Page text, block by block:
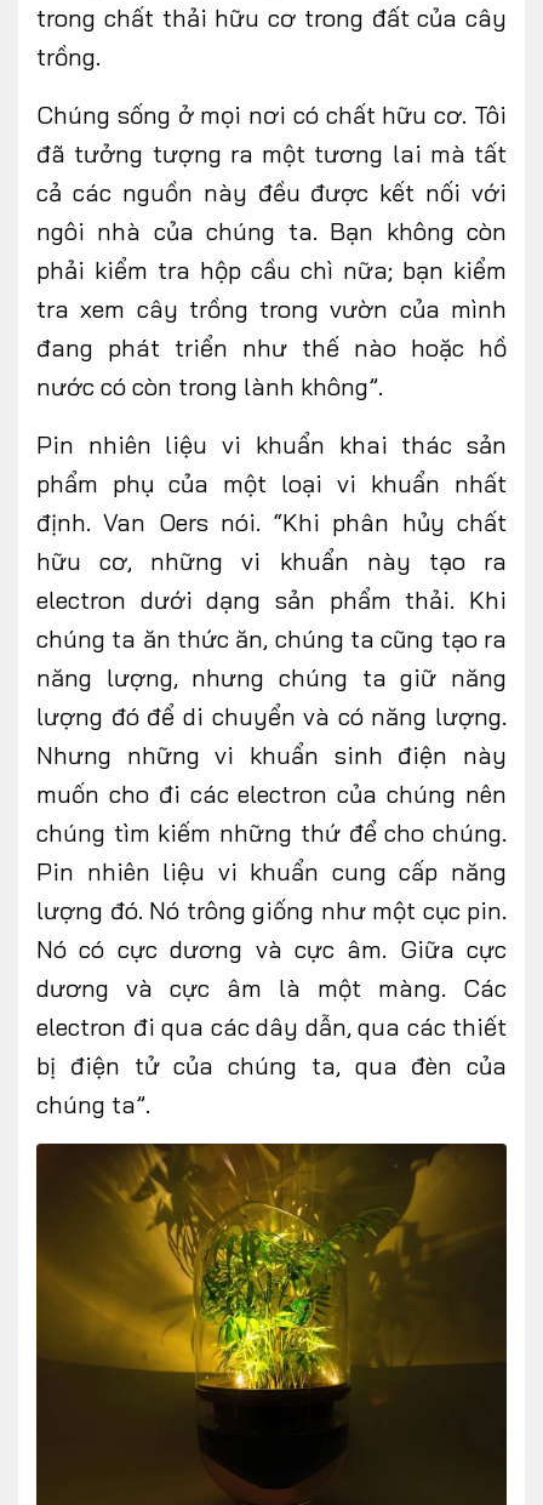
trong chất thải hữu cơ trong đất của cây
trồng.
Chúng sống ở mọi nơi có chất hữu cơ. Tôi
đã tưởng tượng ra một tương lai mà tất
cả các nguồn này đều được kết nối với
ngôi nhà của chúng ta. Bạn không còn
phải kiểm tra hộp cầu chì nữa; bạn kiểm
tra xem cây trồng trong vườn của mình
đang phát triển như thế nào hoặc hồ
nước có còn trong lành không”.
Pin nhiên liệu vi khuẩn khai thác sản
phẩm phụ của một loại vi khuẩn nhất
định. Van Oers nói. “Khi phân hủy chất
hữu cơ, những vi khuẩn này tạo ra
electron dưới dạng sản phẩm thải. Khi
chúng ta ăn thức ăn, chúng ta cũng tạo ra
năng lượng, nhưng chúng ta giữ năng
lượng đó để di chuyển và có năng lượng.
Nhưng những vi khuẩn sinh điện này
muốn cho đi các electron của chúng nên
chúng tìm kiếm những thứ để cho chúng.
Pin nhiên liệu vi khuẩn cung cấp năng
lượng đó. Nó trông giống như một cục pin.
Nó có cực dương và cực âm. Giữa cực
dương và cực âm là một màng. Các
electron đi qua các dây dẫn, qua các thiết
bị điện tử của chúng ta, qua đèn của
chúng ta”.